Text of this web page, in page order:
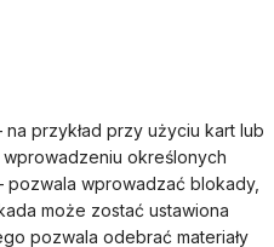
przykład przy użyciu kart lub
określonych
pozwala wprowadzać blokady,
może zostać ustawiona
pozwala odebrać materiały